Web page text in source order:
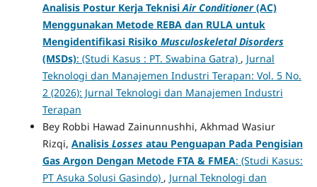
Analisis Postur Kerja TeknisiAir Conditioner(AC)
Menggunakan Metode REBA dan RULA untuk
Mengidentifikasi Risiko Musculoskeletal Disorders
(MSDs): (Studi Kasus : PT. Swabina Gatra) , Jurnal
Teknologi dan Manajemen Industri Terapan: Vol. 5 No.
2 (2026): Jurnal Teknologi dan Manajemen Industri
Terapan
Bey Robbi Hawad Zainunnushhi, Akhmad Wasiur
Rizqi, Analisis Losses atau Penguapan Pada Pengisian
Gas Argon Dengan Metode FTA & FMEA: (Studi Kasus:
PT Asuka Solusi Gasindo) , Jurnal Teknologi dan